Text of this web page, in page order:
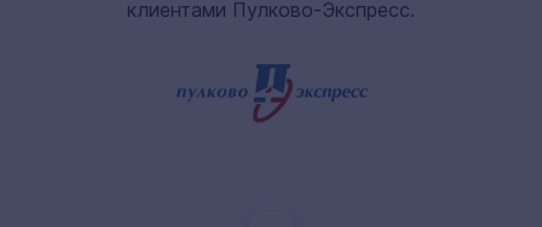
клиентами Пулково-Экспресс.